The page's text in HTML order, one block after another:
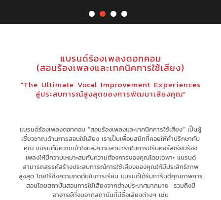
แบรนด์ร้องเพลงดอทคอม
(สอนร้องเพลงและเทคนิคการใช้เสียง)
"The Ultimate Vocal Improvement Experiences
สู่ประสบการณ์สูงสุดของการพัฒนาเสียงคุณ"
แบรนด์ร้องเพลงดอทคอม “สอนร้องเพลงและเทคนิคการใช้เสียง” เป็นผู้
เชี่ยวชาญด้านการสอนใช้เสียง เราเป็นเพื่อนสนิทที่คอยให้คำปรึกษากับ
คุณ แบรนด์มีความเข้าใจและความสามารถในการปรับคอร์สเรียนร้อง
เพลงให้มีความเหมาะสมกับความต้องการของคุณโดยเฉพาะ แบรนด์
สามารถสรรค์สร้างประสบการณ์การใช้เสียงของคุณให้มีประสิทธิภาพ
สูงสุด โดยไร้ซึ่งความกดดันในการเรียน แบรนด์ได้รับการันตีคุณภาพการ
สอนโดยสถาบันสอนการใช้เสียงจากต่างประเทศมากมาย รวมถึงมี
อาจารย์ที่จบจากสถาบันที่มีชื่อเสียงต่างๆ เช่น